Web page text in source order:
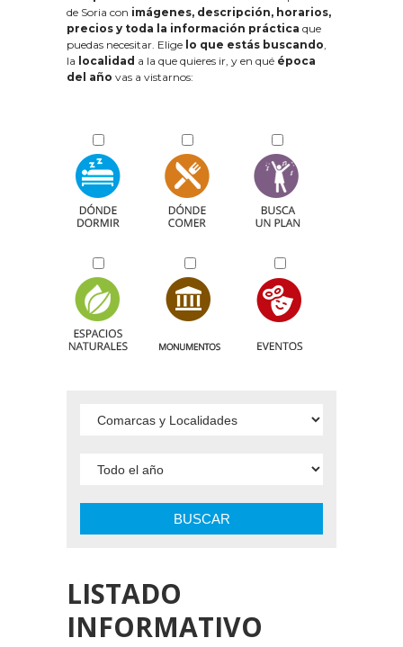
de Soria con imágenes, descripción, horarios,
precios y toda la información práctica que
puedas necesitar. Elige lo que estás buscando,
la localidad a la que quieres ir, y en qué época
del año vas a vistarnos:
BUSCAR
LISTADO
INFORMATIVO